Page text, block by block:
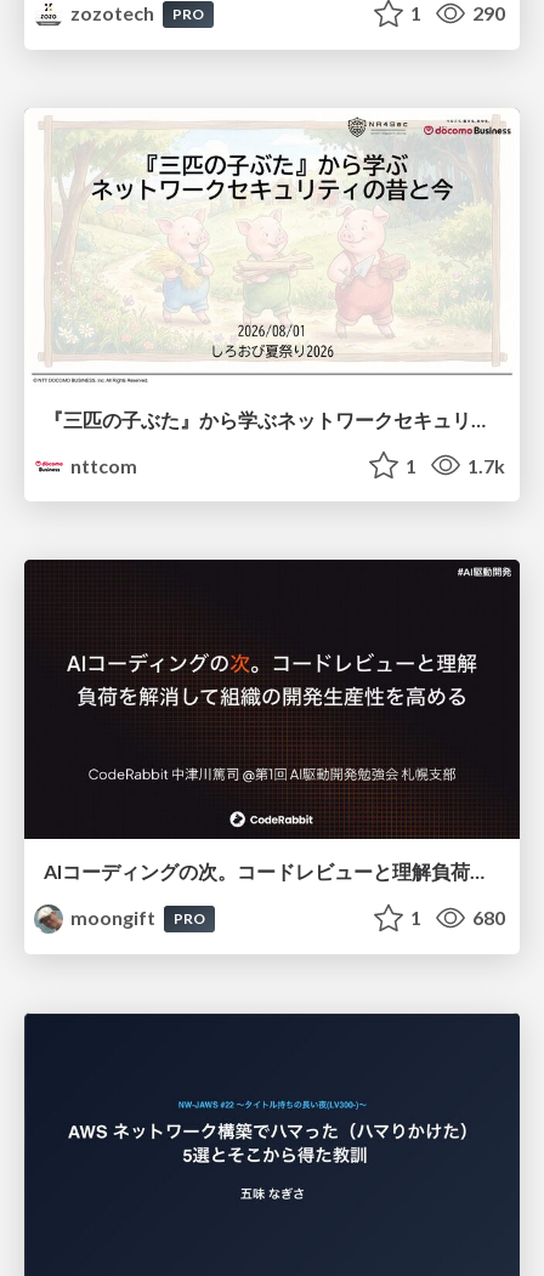
zozotech
PRO 1 290
nttcom
1 1.7k
AIコーディングの次。コードレビューと理解負荷を解消して組織の開発生産性を高める
moongift
PRO 1 680